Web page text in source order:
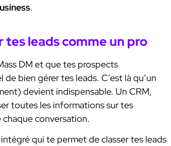
.
leads comme un pro
DM et que tes prospects
bien gérer tes leads. C’est là qu’un
devient indispensable. Un CRM,
toutes les informations sur tes
chaque conversation.
qui te permet de classer tes leads